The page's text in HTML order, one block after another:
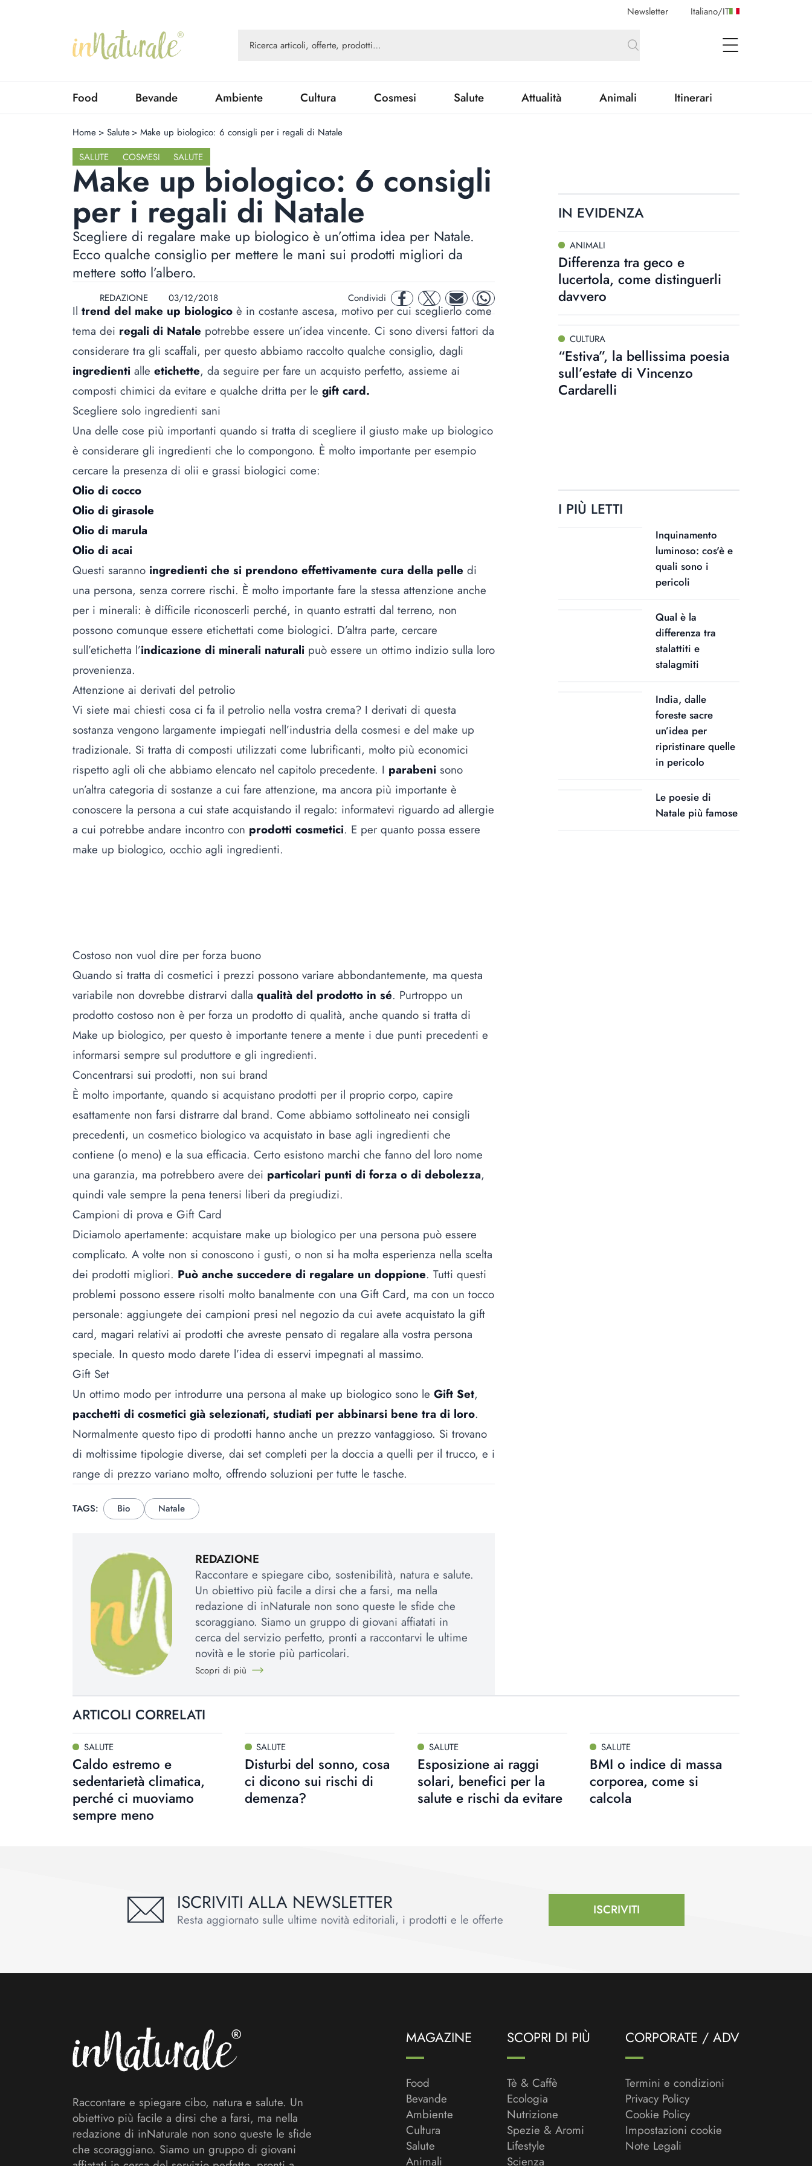
Newsletter Italiano/IT
open Menu
Food Bevande Ambiente Cultura Cosmesi Salute Attualità Animali Itinerari
Home > Salute > Make up biologico: 6 consigli per i regali di Natale
SALUTE
COSMESI SALUTE
Make up biologico: 6 consigli
per i regali di Natale
Scegliere di regalare make up biologico è un’ottima idea per Natale.
Ecco qualche consiglio per mettere le mani sui prodotti migliori da
mettere sotto l’albero.
REDAZIONE 03/12/2018 Condividi facebooktwitter mail whatsapp
Iltrend del make up biologicoè in costante ascesa, motivo per cui sceglierlo come
tema dei regali di Natale potrebbe essere un’idea vincente. Ci sono diversi fattori da
considerare tra gli scaffali, per questo abbiamo raccolto qualche consiglio, dagli
ingredienti alle etichette, da seguire per fare un acquisto perfetto, assieme ai
composti chimici da evitare e qualche dritta per le gift card.
Scegliere solo ingredienti sani
Una delle cose più importanti quando si tratta di scegliere il giusto make up biologico
è considerare gli ingredienti che lo compongono. È molto importante per esempio
cercare la presenza di olii e grassi biologici come:
Olio di cocco
Olio di girasole
Olio di marula
Olio di acai
Questi saranno ingredienti che si prendono effettivamente cura della pelle di
una persona, senza correre rischi. È molto importante fare la stessa attenzione anche
per i minerali: è difficile riconoscerli perché, in quanto estratti dal terreno, non
possono comunque essere etichettati come biologici. D’altra parte, cercare
sull’etichetta l’indicazione di minerali naturali può essere un ottimo indizio sulla loro
provenienza.
Attenzione ai derivati del petrolio
Vi siete mai chiesti cosa ci fa il petrolio nella vostra crema? I derivati di questa
sostanza vengono largamente impiegati nell’industria della cosmesi e del make up
tradizionale. Si tratta di composti utilizzati come lubrificanti, molto più economici
rispetto agli oli che abbiamo elencato nel capitolo precedente. I parabeni sono
un’altra categoria di sostanze a cui fare attenzione, ma ancora più importante è
conoscere la persona a cui state acquistando il regalo: informatevi riguardo ad allergie
a cui potrebbe andare incontro con prodotti cosmetici. E per quanto possa essere
make up biologico, occhio agli ingredienti.
Costoso non vuol dire per forza buono
Quando si tratta di cosmetici i prezzi possono variare abbondantemente, ma questa
variabile non dovrebbe distrarvi dalla qualità del prodotto in sé. Purtroppo un
prodotto costoso non è per forza un prodotto di qualità, anche quando si tratta di
Make up biologico, per questo è importante tenere a mente i due punti precedenti e
informarsi sempre sul produttore e gli ingredienti.
Concentrarsi sui prodotti, non sui brand
È molto importante, quando si acquistano prodotti per il proprio corpo, capire
esattamente non farsi distrarre dal brand. Come abbiamo sottolineato nei consigli
precedenti, un cosmetico biologico va acquistato in base agli ingredienti che
contiene (o meno) e la sua efficacia. Certo esistono marchi che fanno del loro nome
una garanzia, ma potrebbero avere dei particolari punti di forza o di debolezza,
quindi vale sempre la pena tenersi liberi da pregiudizi.
Campioni di prova e Gift Card
Diciamolo apertamente: acquistare make up biologico per una persona può essere
complicato. A volte non si conoscono i gusti, o non si ha molta esperienza nella scelta
dei prodotti migliori. Può anche succedere di regalare un doppione. Tutti questi
problemi possono essere risolti molto banalmente con una Gift Card, ma con un tocco
personale: aggiungete dei campioni presi nel negozio da cui avete acquistato la gift
card, magari relativi ai prodotti che avreste pensato di regalare alla vostra persona
speciale. In questo modo darete l’idea di esservi impegnati al massimo.
Gift Set
Un ottimo modo per introdurre una persona al make up biologico sono le Gift Set,
pacchetti di cosmetici già selezionati, studiati per abbinarsi bene tra di loro.
Normalmente questo tipo di prodotti hanno anche un prezzo vantaggioso. Si trovano
di moltissime tipologie diverse, dai set completi per la doccia a quelli per il trucco, e i
range di prezzo variano molto, offrendo soluzioni per tutte le tasche.
TAGS: Bio Natale
REDAZIONE
Raccontare e spiegare cibo, sostenibilità, natura e salute.
Un obiettivo più facile a dirsi che a farsi, ma nella
redazione di inNaturale non sono queste le sfide che
scoraggiano. Siamo un gruppo di giovani affiatati in
cerca del servizio perfetto, pronti a raccontarvi le ultime
novità e le storie più particolari.
Scopri di più
IN EVIDENZA
ANIMALI
Differenza tra geco e
lucertola, come distinguerli
davvero
CULTURA
“Estiva”, la bellissima poesia
sull’estate di Vincenzo
Cardarelli
I PIÙ LETTI
Inquinamento
luminoso: cos'è e
quali sono i
pericoli
Qual è la
differenza tra
stalattiti e
stalagmiti
India, dalle
foreste sacre
un’idea per
ripristinare quelle
in pericolo
Le poesie di
Natale più famose
ARTICOLI CORRELATI
SALUTE
Caldo estremo e
sedentarietà climatica,
perché ci muoviamo
sempre meno
SALUTE
Disturbi del sonno, cosa
ci dicono sui rischi di
demenza?
SALUTE
Esposizione ai raggi
solari, benefici per la
salute e rischi da evitare
SALUTE
BMI o indice di massa
corporea, come si
calcola
ISCRIVITI ALLA NEWSLETTER
Resta aggiornato sulle ultime novità editoriali, i prodotti e le offerte
ISCRIVITI
Raccontare e spiegare cibo, natura e salute. Un
obiettivo più facile a dirsi che a farsi, ma nella
redazione di inNaturale non sono queste le sfide
che scoraggiano. Siamo un gruppo di giovani
MAGAZINE
Food
Bevande
Ambiente
Cultura
Salute
Animali
SCOPRI DI PIÙ
Tè & Caffè
Ecologia
Nutrizione
Spezie & Aromi
Lifestyle
Scienza
CORPORATE / ADV
Termini e condizioni
Privacy Policy
Cookie Policy
Impostazioni cookie
Note Legali